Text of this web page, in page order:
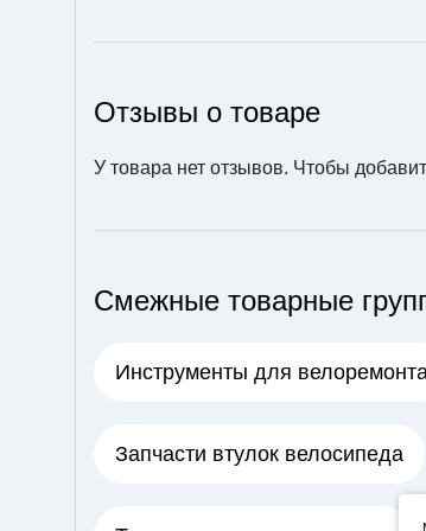
Камера ARISUN STA
В корзину
Отзывы о товаре
У товара нет отзывов. Чтобы
Смежные товарные
Инструменты для
Запчасти втулок велосипеда